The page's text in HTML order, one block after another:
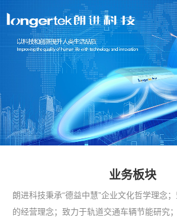
业务板块
朗进科技秉承“德益中慧”企业文化哲学理念
的经营理念；致力于轨道交通车辆节能研究